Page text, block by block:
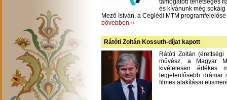
támogatott tehetséges
és kívánunk még
Mező István, a Ceglédi MTM programfelelőse
bővebben »
Rátóti Zoltán Kossuth-díjat kapott
Rátóti Zoltán
művész, a Magyar
kivételesen értékes
legjelentősebb drámai
filmes alakításai